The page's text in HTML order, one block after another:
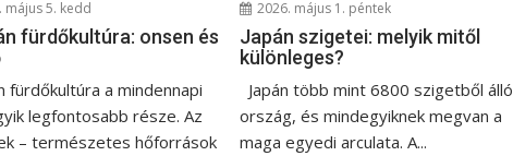
május 5. kedd
fürdőkultúra: onsen és
fürdőkultúra a mindennapi
legfontosabb része. Az
– természetes hőforrások
2026. május 1. péntek
Japán szigetei: melyik mitől
különleges?
Japán több mint 6800 szigetből álló
ország, és mindegyiknek megvan a
maga egyedi arculata. A...